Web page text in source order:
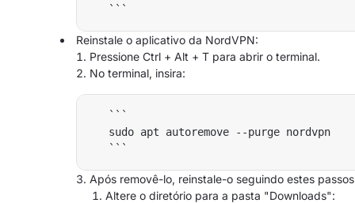
Reinstale o aplicativo da NordVPN:
Pressione Ctrl + Alt + T para abrir o terminal.
No terminal, insira:
   ```
   sudo apt autoremove --purge nordvpn
Após removê-lo, reinstale-o seguindo estes
Altere o diretório para a pasta "Downloads":